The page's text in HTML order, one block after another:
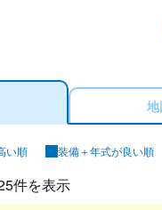
い順 装備＋年式が良い順
件を表示